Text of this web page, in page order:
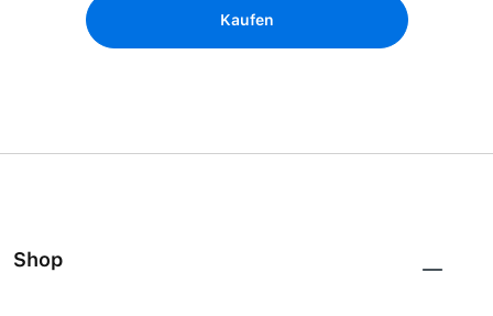
Kaufen
Shop